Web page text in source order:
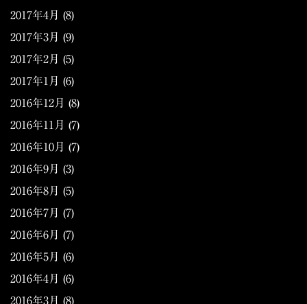
2017年4月 (8)
2017年3月 (9)
2017年2月 (5)
2017年1月 (6)
2016年12月 (8)
2016年11月 (7)
2016年10月 (7)
2016年9月 (3)
2016年8月 (5)
2016年7月 (7)
2016年6月 (7)
2016年5月 (6)
2016年4月 (6)
2016年3月 (8)